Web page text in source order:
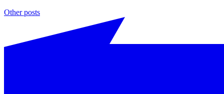
Other posts